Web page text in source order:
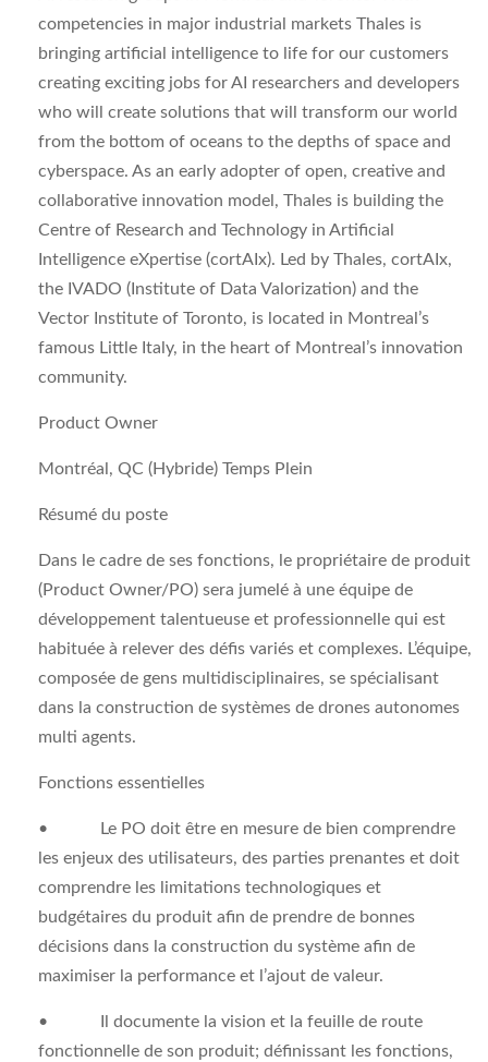
competencies in major industrial markets Thales is
bringing artificial intelligence to life for our customers
creating exciting jobs for AI researchers and developers
who will create solutions that will transform our world
from the bottom of oceans to the depths of space and
cyberspace. As an early adopter of open, creative and
collaborative innovation model, Thales is building the
Centre of Research and Technology in Artificial
Intelligence eXpertise (cortAIx). Led by Thales, cortAIx,
the IVADO (Institute of Data Valorization) and the
Vector Institute of Toronto, is located in Montreal’s
famous Little Italy, in the heart of Montreal’s innovation
community.
Product Owner
Montréal, QC (Hybride) Temps Plein
Résumé du poste
Dans le cadre de ses fonctions, le propriétaire de produit
(Product Owner/PO) sera jumelé à une équipe de
développement talentueuse et professionnelle qui est
habituée à relever des défis variés et complexes. L’équipe,
composée de gens multidisciplinaires, se spécialisant
dans la construction de systèmes de drones autonomes
multi agents.
Fonctions essentielles
• Le PO doit être en mesure de bien comprendre
les enjeux des utilisateurs, des parties prenantes et doit
comprendre les limitations technologiques et
budgétaires du produit afin de prendre de bonnes
décisions dans la construction du système afin de
maximiser la performance et l’ajout de valeur.
• Il documente la vision et la feuille de route
fonctionnelle de son produit; définissant les fonctions,